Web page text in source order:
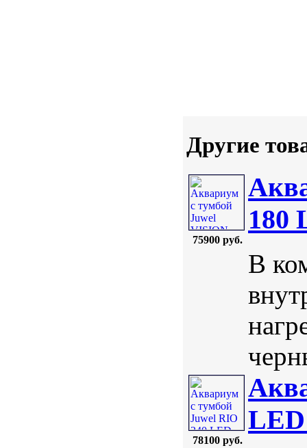
Другие
75900 руб.
180
В
78100 руб.
LED